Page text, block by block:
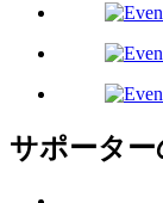
サポータ